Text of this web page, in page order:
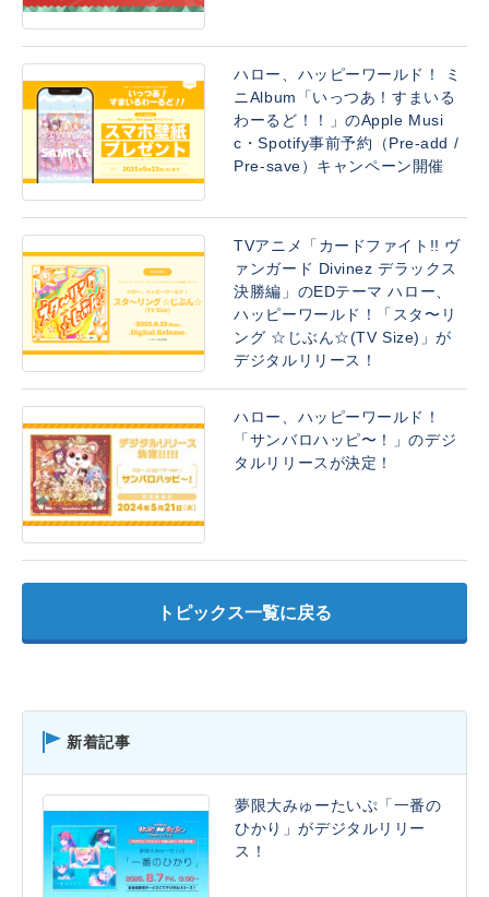
ハロー、ハッピーワールド！ ミ
ニAlbum「いっつあ！すまいる
わーるど！！」のApple Musi
c・Spotify事前予約（Pre-add /
Pre-save）キャンペーン開催
TVアニメ「カードファイト!! ヴ
ァンガード Divinez デラックス
決勝編」のEDテーマ ハロー、
ハッピーワールド！「スタ〜リ
ング ☆じぶん☆(TV Size)」が
デジタルリリース！
ハロー、ハッピーワールド！
「サンバロハッピ〜！」のデジ
タルリリースが決定！
トピックス一覧に戻る
新着記事
夢限大みゅーたいぷ「一番の
ひかり」がデジタルリリー
ス！